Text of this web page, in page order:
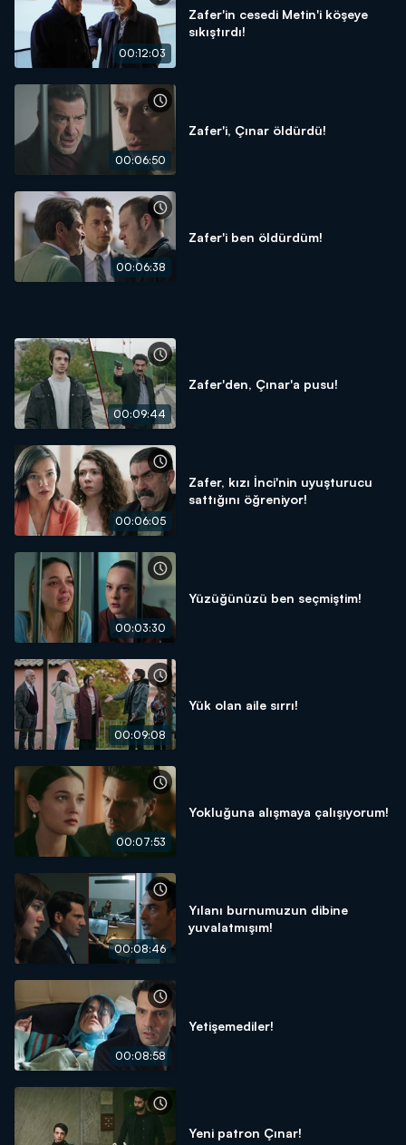
00:12:03
Zafer'in cesedi Metin'i köşeye
sıkıştırdı!
00:06:50
Zafer'i, Çınar öldürdü!
00:06:38
Zafer'i ben öldürdüm!
00:09:44
Zafer'den, Çınar'a pusu!
00:06:05
Zafer, kızı İnci'nin uyuşturucu
sattığını öğreniyor!
00:03:30
Yüzüğünüzü ben seçmiştim!
00:09:08
Yük olan aile sırrı!
00:07:53
Yokluğuna alışmaya çalışıyorum!
00:08:46
Yılanı burnumuzun dibine
yuvalatmışım!
00:08:58
Yetişemediler!
Yeni patron Çınar!